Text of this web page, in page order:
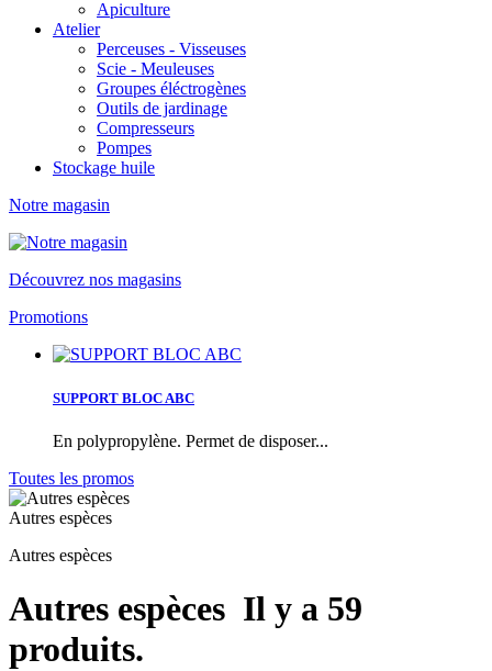
Apiculture
Atelier
Perceuses - Visseuses
Scie - Meuleuses
Groupes éléctrogènes
Outils de jardinage
Compresseurs
Pompes
Stockage huile
Notre magasin
Découvrez nos magasins
Promotions
SUPPORT BLOC ABC
En polypropylène. Permet de disposer...
Toutes les promos
Autres espèces
Autres espèces
Autres espèces Il y a 59
produits.